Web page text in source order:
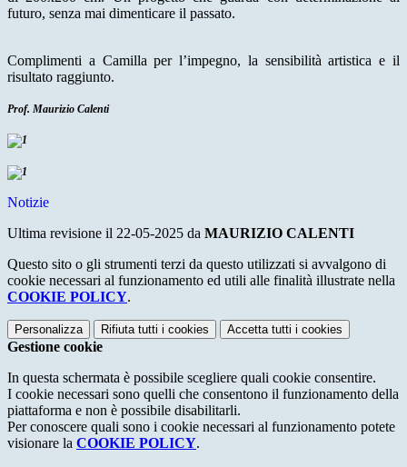
futuro, senza mai dimenticare il passato.
Complimenti a Camilla per l’impegno, la sensibilità artistica e il
risultato raggiunto.
Prof. Maurizio Calenti
Notizie
Ultima revisione il 22-05-2025 da MAURIZIO CALENTI
Questo sito o gli strumenti terzi da questo utilizzati si avvalgono di
cookie necessari al funzionamento ed utili alle finalità illustrate nella
COOKIE POLICY.
Personalizza Rifiuta tutti i cookies Accetta tutti i cookies
Gestione cookie
In questa schermata è possibile scegliere quali cookie consentire.
I cookie necessari sono quelli che consentono il funzionamento della
piattaforma e non è possibile disabilitarli.
Per conoscere quali sono i cookie necessari al funzionamento potete
visionare la COOKIE POLICY.